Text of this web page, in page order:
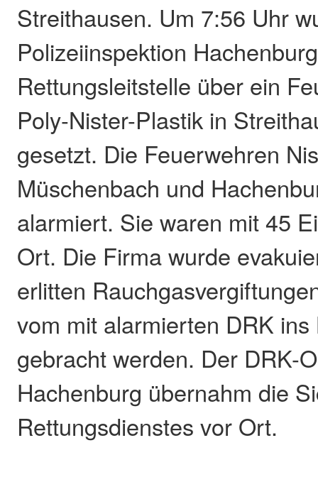
Streithausen. Um 7:56 Uhr
Polizeiinspektion
Rettungsleitstelle über ein
Poly-Nister-Plastik in
gesetzt. Die Feuerwehren
Müschenbach und
alarmiert. Sie waren mit 45
Ort. Die Firma wurde
erlitten
vom mit alarmierten DRK
gebracht werden. Der DRK-
Hachenburg übernahm die
Rettungsdienstes vor Ort.